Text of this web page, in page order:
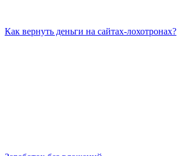
Как вернуть деньги на сайтах-лохотронах?